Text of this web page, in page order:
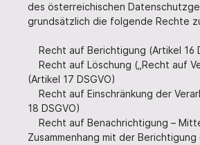
des österreichischen
grundsätzlich die folgende Rechte
Recht auf Berichtigung (Artikel 16
Recht auf Löschung („Recht auf
(Artikel 17 DSGVO)
Recht auf Einschränkung der
18 DSGVO)
Recht auf Benachrichtigung –
Zusammenhang mit der